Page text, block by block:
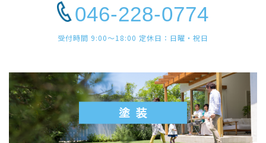
046-228-0774
受付時間 9:00〜18:00 定休日：日曜・祝日